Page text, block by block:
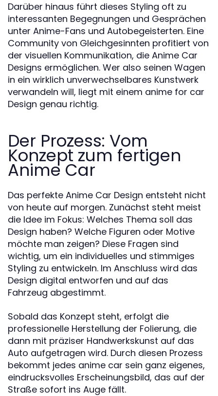
Darüber hinaus führt dieses Styling oft zu
interessanten Begegnungen und Gesprächen
unter Anime-Fans und Autobegeisterten. Eine
Community von Gleichgesinnten profitiert von
der visuellen Kommunikation, die Anime Car
Designs ermöglichen. Wer also seinen Wagen
in ein wirklich unverwechselbares Kunstwerk
verwandeln will, liegt mit einem anime for car
Design genau richtig.
Der Prozess: Vom
Konzept zum fertigen
Anime Car
Das perfekte Anime Car Design entsteht nicht
von heute auf morgen. Zunächst steht meist
die Idee im Fokus: Welches Thema soll das
Design haben? Welche Figuren oder Motive
möchte man zeigen? Diese Fragen sind
wichtig, um ein individuelles und stimmiges
Styling zu entwickeln. Im Anschluss wird das
Design digital entworfen und auf das
Fahrzeug abgestimmt.
Sobald das Konzept steht, erfolgt die
professionelle Herstellung der Folierung, die
dann mit präziser Handwerkskunst auf das
Auto aufgetragen wird. Durch diesen Prozess
bekommt jedes anime car sein ganz eigenes,
eindrucksvolles Erscheinungsbild, das auf der
Straße sofort ins Auge fällt.